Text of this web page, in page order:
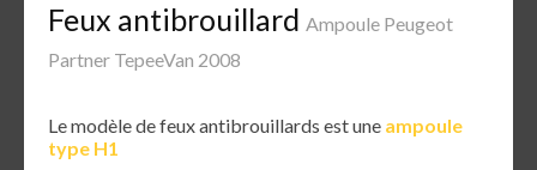
Feux antibrouillard Ampoule Peugeot
Partner TepeeVan 2008
Le modèle de feux antibrouillards est une ampoule
type H1